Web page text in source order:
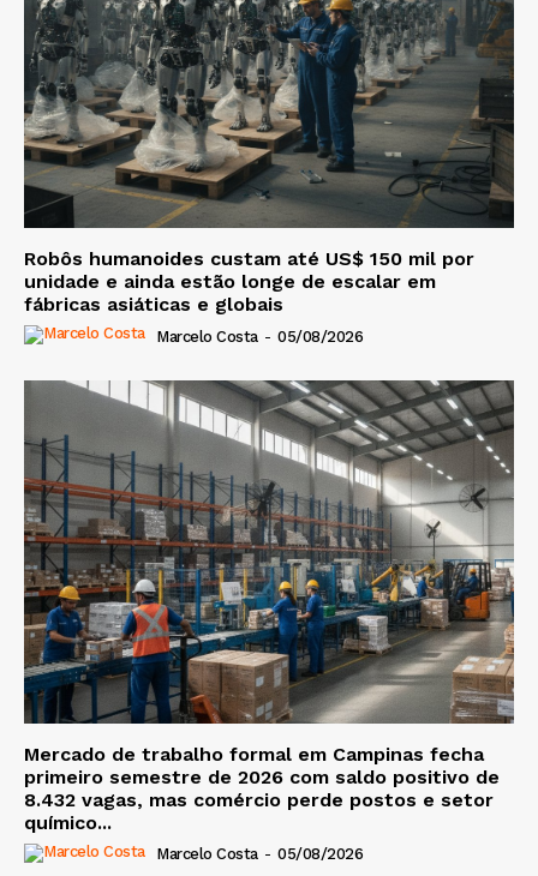
Robôs humanoides custam até US$ 150 mil por
unidade e ainda estão longe de escalar em
fábricas asiáticas e globais
Marcelo Costa - 05/08/2026
Mercado de trabalho formal em Campinas fecha
primeiro semestre de 2026 com saldo positivo de
8.432 vagas, mas comércio perde postos e setor
químico...
Marcelo Costa - 05/08/2026